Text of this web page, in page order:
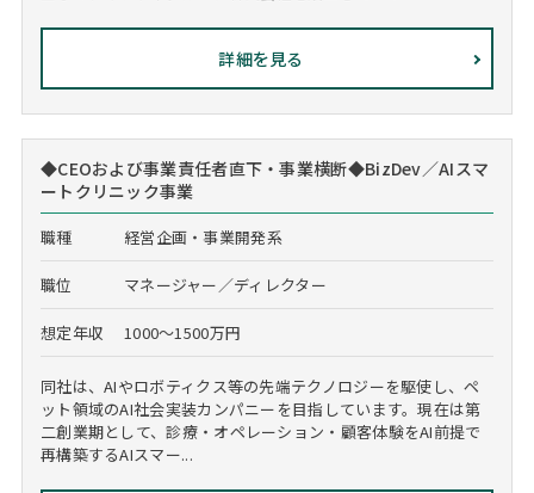
詳細を見る
◆CEOおよび事業責任者直下・事業横断◆BizDev／AIスマ
ートクリニック事業
職種 経営企画・事業開発系
職位 マネージャー／ディレクター
想定年収 1000～1500万円
同社は、AIやロボティクス等の先端テクノロジーを駆使し、ペ
ット領域のAI社会実装カンパニーを目指しています。現在は第
二創業期として、診療・オペレーション・顧客体験をAI前提で
再構築するAIスマー...